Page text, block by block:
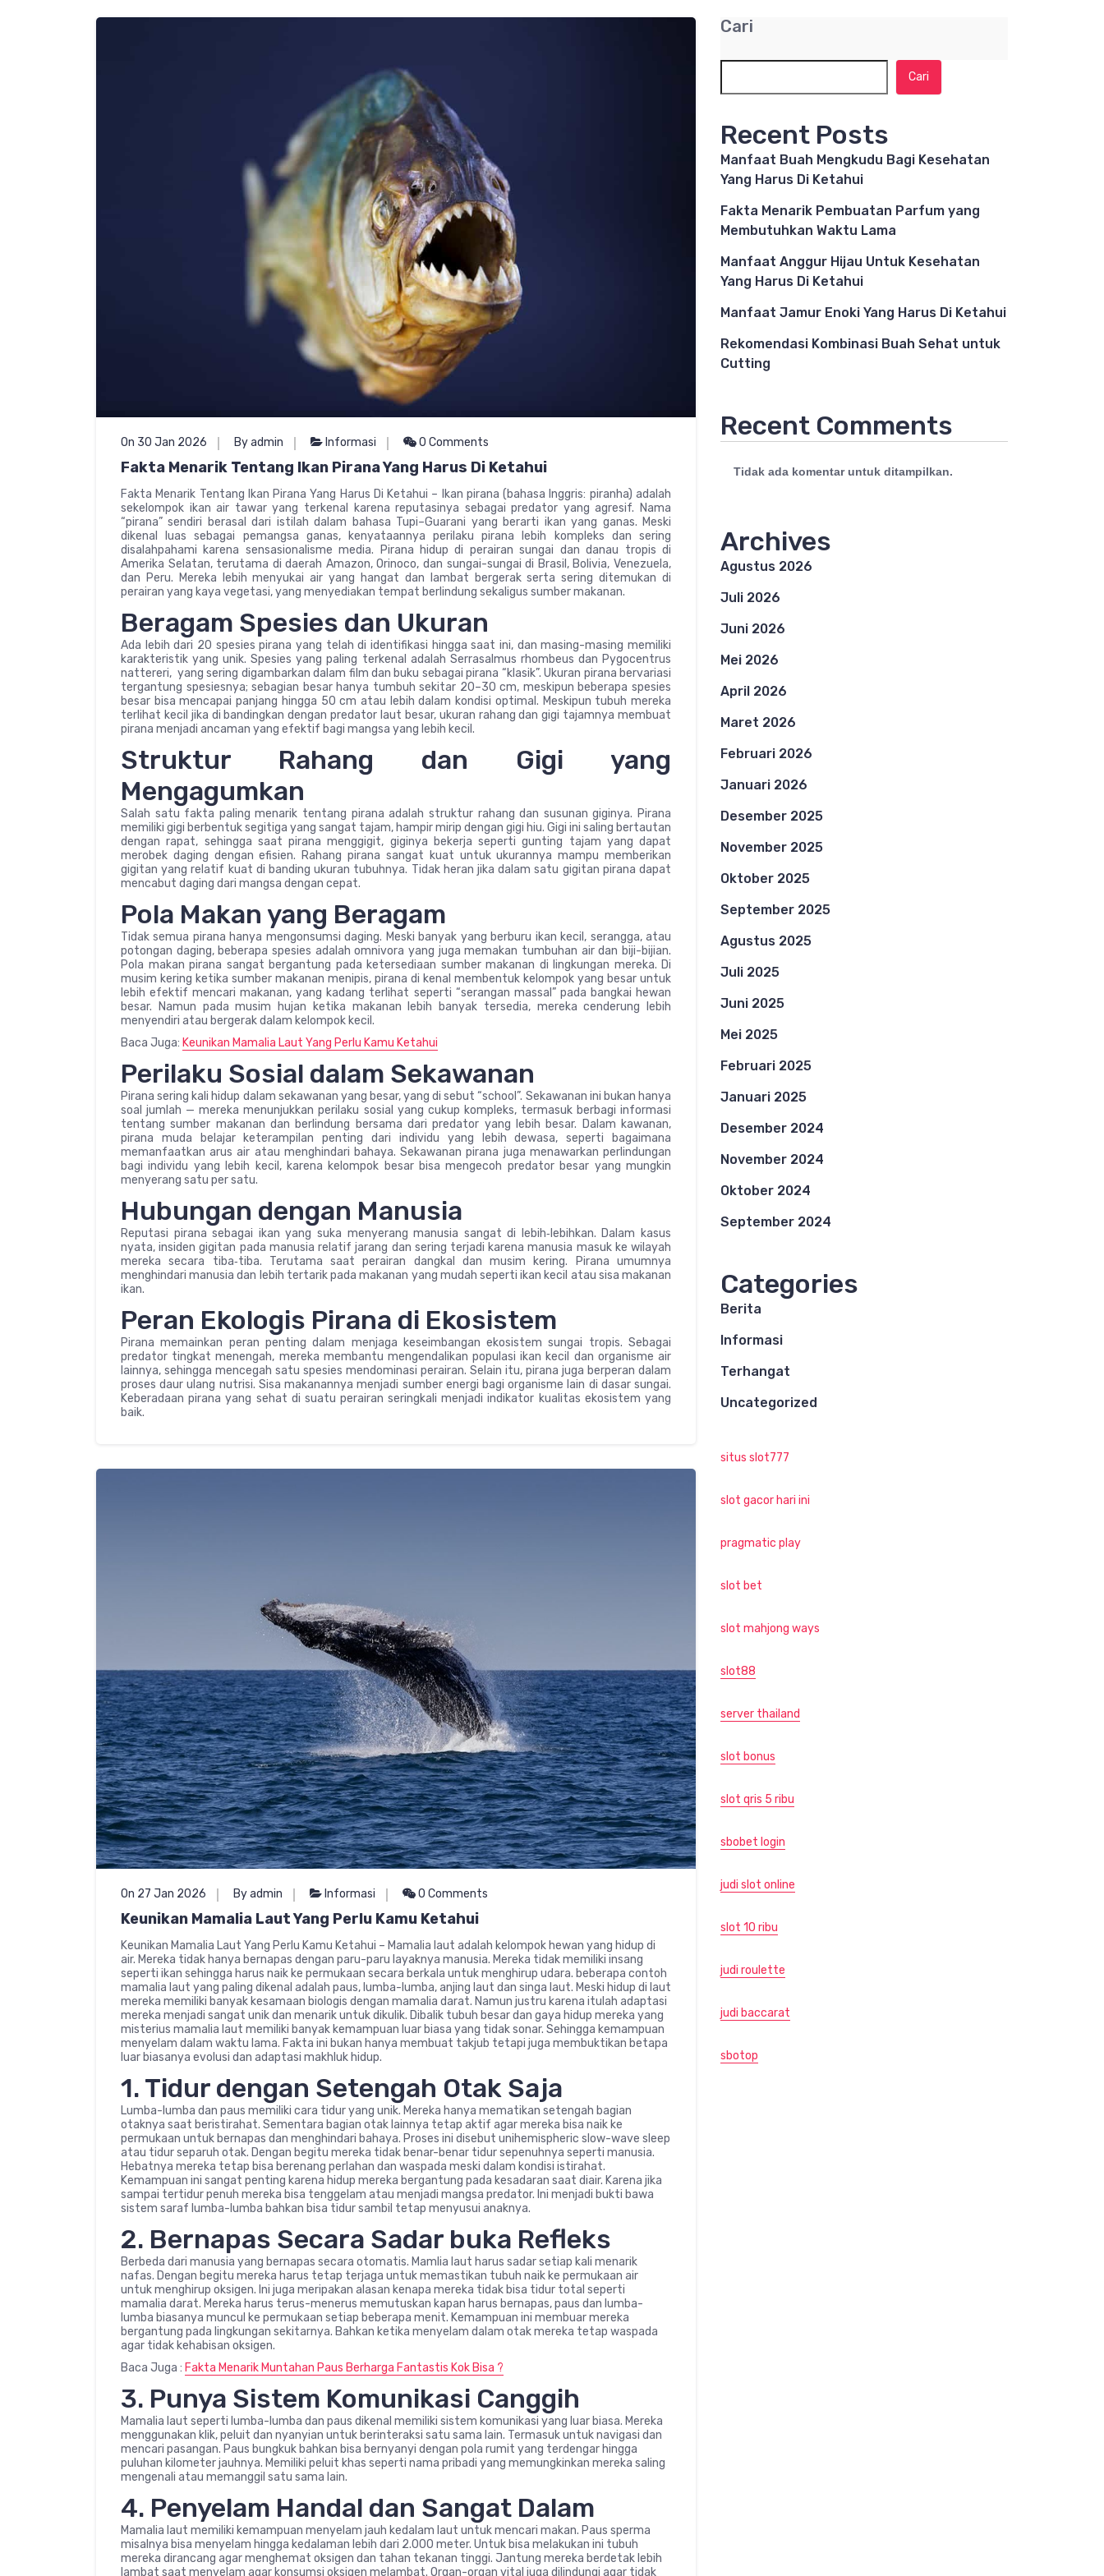
On 30 Jan 2026 By admin Informasi 0 Comments
Fakta Menarik Tentang Ikan Pirana Yang Harus Di Ketahui
Fakta Menarik Tentang Ikan Pirana Yang Harus Di Ketahui – Ikan pirana (bahasa Inggris: piranha) adalah
sekelompok ikan air tawar yang terkenal karena reputasinya sebagai predator yang agresif. Nama
“pirana” sendiri berasal dari istilah dalam bahasa Tupi–Guarani yang berarti ikan yang ganas. Meski
dikenal luas sebagai pemangsa ganas, kenyataannya perilaku pirana lebih kompleks dan sering
disalahpahami karena sensasionalisme media. Pirana hidup di perairan sungai dan danau tropis di
Amerika Selatan, terutama di daerah Amazon, Orinoco, dan sungai-sungai di Brasil, Bolivia, Venezuela,
dan Peru. Mereka lebih menyukai air yang hangat dan lambat bergerak serta sering ditemukan di
perairan yang kaya vegetasi, yang menyediakan tempat berlindung sekaligus sumber makanan.
Beragam Spesies dan Ukuran
Ada lebih dari 20 spesies pirana yang telah di identifikasi hingga saat ini, dan masing-masing memiliki
karakteristik yang unik. Spesies yang paling terkenal adalah Serrasalmus rhombeus dan Pygocentrus
nattereri, yang sering digambarkan dalam film dan buku sebagai pirana “klasik”. Ukuran pirana bervariasi
tergantung spesiesnya; sebagian besar hanya tumbuh sekitar 20–30 cm, meskipun beberapa spesies
besar bisa mencapai panjang hingga 50 cm atau lebih dalam kondisi optimal. Meskipun tubuh mereka
terlihat kecil jika di bandingkan dengan predator laut besar, ukuran rahang dan gigi tajamnya membuat
pirana menjadi ancaman yang efektif bagi mangsa yang lebih kecil.
Struktur Rahang dan Gigi yang
Mengagumkan
Salah satu fakta paling menarik tentang pirana adalah struktur rahang dan susunan giginya. Pirana
memiliki gigi berbentuk segitiga yang sangat tajam, hampir mirip dengan gigi hiu. Gigi ini saling bertautan
dengan rapat, sehingga saat pirana menggigit, giginya bekerja seperti gunting tajam yang dapat
merobek daging dengan efisien. Rahang pirana sangat kuat untuk ukurannya mampu memberikan
gigitan yang relatif kuat di banding ukuran tubuhnya. Tidak heran jika dalam satu gigitan pirana dapat
mencabut daging dari mangsa dengan cepat.
Pola Makan yang Beragam
Tidak semua pirana hanya mengonsumsi daging. Meski banyak yang berburu ikan kecil, serangga, atau
potongan daging, beberapa spesies adalah omnivora yang juga memakan tumbuhan air dan biji-bijian.
Pola makan pirana sangat bergantung pada ketersediaan sumber makanan di lingkungan mereka. Di
musim kering ketika sumber makanan menipis, pirana di kenal membentuk kelompok yang besar untuk
lebih efektif mencari makanan, yang kadang terlihat seperti “serangan massal” pada bangkai hewan
besar. Namun pada musim hujan ketika makanan lebih banyak tersedia, mereka cenderung lebih
menyendiri atau bergerak dalam kelompok kecil.
Baca Juga: Keunikan Mamalia Laut Yang Perlu Kamu Ketahui
Perilaku Sosial dalam Sekawanan
Pirana sering kali hidup dalam sekawanan yang besar, yang di sebut “school”. Sekawanan ini bukan hanya
soal jumlah — mereka menunjukkan perilaku sosial yang cukup kompleks, termasuk berbagi informasi
tentang sumber makanan dan berlindung bersama dari predator yang lebih besar. Dalam kawanan,
pirana muda belajar keterampilan penting dari individu yang lebih dewasa, seperti bagaimana
memanfaatkan arus air atau menghindari bahaya. Sekawanan pirana juga menawarkan perlindungan
bagi individu yang lebih kecil, karena kelompok besar bisa mengecoh predator besar yang mungkin
menyerang satu per satu.
Hubungan dengan Manusia
Reputasi pirana sebagai ikan yang suka menyerang manusia sangat di lebih‑lebihkan. Dalam kasus
nyata, insiden gigitan pada manusia relatif jarang dan sering terjadi karena manusia masuk ke wilayah
mereka secara tiba‑tiba. Terutama saat perairan dangkal dan musim kering. Pirana umumnya
menghindari manusia dan lebih tertarik pada makanan yang mudah seperti ikan kecil atau sisa makanan
ikan.
Peran Ekologis Pirana di Ekosistem
Pirana memainkan peran penting dalam menjaga keseimbangan ekosistem sungai tropis. Sebagai
predator tingkat menengah, mereka membantu mengendalikan populasi ikan kecil dan organisme air
lainnya, sehingga mencegah satu spesies mendominasi perairan. Selain itu, pirana juga berperan dalam
proses daur ulang nutrisi. Sisa makanannya menjadi sumber energi bagi organisme lain di dasar sungai.
Keberadaan pirana yang sehat di suatu perairan seringkali menjadi indikator kualitas ekosistem yang
baik.
On 27 Jan 2026 By admin Informasi 0 Comments
Keunikan Mamalia Laut Yang Perlu Kamu Ketahui
Keunikan Mamalia Laut Yang Perlu Kamu Ketahui – Mamalia laut adalah kelompok hewan yang hidup di
air. Mereka tidak hanya bernapas dengan paru-paru layaknya manusia. Mereka tidak memiliki insang
seperti ikan sehingga harus naik ke permukaan secara berkala untuk menghirup udara. beberapa contoh
mamalia laut yang paling dikenal adalah paus, lumba-lumba, anjing laut dan singa laut. Meski hidup di laut
mereka memiliki banyak kesamaan biologis dengan mamalia darat. Namun justru karena itulah adaptasi
mereka menjadi sangat unik dan menarik untuk dikulik. Dibalik tubuh besar dan gaya hidup mereka yang
misterius mamalia laut memiliki banyak kemampuan luar biasa yang tidak sonar. Sehingga kemampuan
menyelam dalam waktu lama. Fakta ini bukan hanya membuat takjub tetapi juga membuktikan betapa
luar biasanya evolusi dan adaptasi makhluk hidup.
1. Tidur dengan Setengah Otak Saja
Lumba-lumba dan paus memiliki cara tidur yang unik. Mereka hanya mematikan setengah bagian
otaknya saat beristirahat. Sementara bagian otak lainnya tetap aktif agar mereka bisa naik ke
permukaan untuk bernapas dan menghindari bahaya. Proses ini disebut unihemispheric slow-wave sleep
atau tidur separuh otak. Dengan begitu mereka tidak benar-benar tidur sepenuhnya seperti manusia.
Hebatnya mereka tetap bisa berenang perlahan dan waspada meski dalam kondisi istirahat.
Kemampuan ini sangat penting karena hidup mereka bergantung pada kesadaran saat diair. Karena jika
sampai tertidur penuh mereka bisa tenggelam atau menjadi mangsa predator. Ini menjadi bukti bawa
sistem saraf lumba-lumba bahkan bisa tidur sambil tetap menyusui anaknya.
2. Bernapas Secara Sadar buka Refleks
Berbeda dari manusia yang bernapas secara otomatis. Mamlia laut harus sadar setiap kali menarik
nafas. Dengan begitu mereka harus tetap terjaga untuk memastikan tubuh naik ke permukaan air
untuk menghirup oksigen. Ini juga meripakan alasan kenapa mereka tidak bisa tidur total seperti
mamalia darat. Mereka harus terus-menerus memutuskan kapan harus bernapas, paus dan lumba-
lumba biasanya muncul ke permukaan setiap beberapa menit. Kemampuan ini membuar mereka
bergantung pada lingkungan sekitarnya. Bahkan ketika menyelam dalam otak mereka tetap waspada
agar tidak kehabisan oksigen.
Baca Juga : Fakta Menarik Muntahan Paus Berharga Fantastis Kok Bisa ?
3. Punya Sistem Komunikasi Canggih
Mamalia laut seperti lumba-lumba dan paus dikenal memiliki sistem komunikasi yang luar biasa. Mereka
menggunakan klik, peluit dan nyanyian untuk berinteraksi satu sama lain. Termasuk untuk navigasi dan
mencari pasangan. Paus bungkuk bahkan bisa bernyanyi dengan pola rumit yang terdengar hingga
puluhan kilometer jauhnya. Memiliki peluit khas seperti nama pribadi yang memungkinkan mereka saling
mengenali atau memanggil satu sama lain.
4. Penyelam Handal dan Sangat Dalam
Mamalia laut memiliki kemampuan menyelam jauh kedalam laut untuk mencari makan. Paus sperma
misalnya bisa menyelam hingga kedalaman lebih dari 2.000 meter. Untuk bisa melakukan ini tubuh
mereka dirancang agar menghemat oksigen dan tahan tekanan tinggi. Jantung mereka berdetak lebih
lambat saat menyelam agar konsumsi oksigen melambat. Organ-organ vital juga dilindungi agar tidak
Cari
Cari
Recent Posts
Manfaat Buah Mengkudu Bagi Kesehatan
Yang Harus Di Ketahui
Fakta Menarik Pembuatan Parfum yang
Membutuhkan Waktu Lama
Manfaat Anggur Hijau Untuk Kesehatan
Yang Harus Di Ketahui
Manfaat Jamur Enoki Yang Harus Di Ketahui
Rekomendasi Kombinasi Buah Sehat untuk
Cutting
Recent Comments
Tidak ada komentar untuk ditampilkan.
Archives
Agustus 2026
Juli 2026
Juni 2026
Mei 2026
April 2026
Maret 2026
Februari 2026
Januari 2026
Desember 2025
November 2025
Oktober 2025
September 2025
Agustus 2025
Juli 2025
Juni 2025
Mei 2025
Februari 2025
Januari 2025
Desember 2024
November 2024
Oktober 2024
September 2024
Categories
Berita
Informasi
Terhangat
Uncategorized
situs slot777
slot gacor hari ini
pragmatic play
slot bet
slot mahjong ways
slot88
server thailand
slot bonus
slot qris 5 ribu
sbobet login
judi slot online
slot 10 ribu
judi roulette
judi baccarat
sbotop